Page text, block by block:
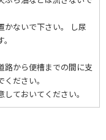
ないで下さい。 し尿
から便槽までの間に支
ださい。
ておいてください。